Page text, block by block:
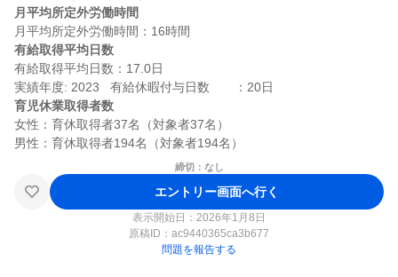
月平均所定外労働時間
有給取得平均日数
有給取得平均日数：17.0日
育児休業取得者数
女性：育休取得者37名（対象者37名）
締切：なし
エントリー画面へ行く
表示開始日：2026年1月8日
原稿ID： ac9440365ca3b677
問題を報告する